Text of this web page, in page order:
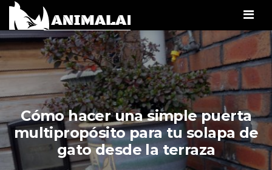
Cómo hacer una simple puerta
multipropósito para tu solapa de
gato desde la terraza